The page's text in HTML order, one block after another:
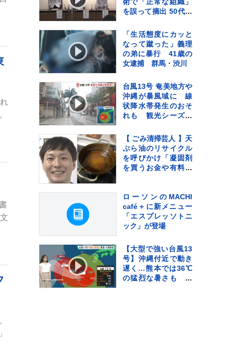
を誤って摘出 50代女
きず
「生活態度にカッと
なって蹴った」義理
の弟に暴行 41歳の
女逮捕 群馬・渋川
台風13号 奄美地方や
沖縄が暴風域に 線
状降水帯発生のおそ
れも 観光シーズン
は臨時休業が相次
ぐ 8日にかけて暴
風・高波・土砂災害
に厳重警戒
【 ごみ清掃芸人 】天
ぷら油のリサイクル
を呼びかけ「凝固剤
を買うお金や有料袋
にも繋がります
よ！」【マシンガン
ズ滝沢】
ローソンのMACHI
café＋に新メニュー
「エスプレッソトニ
ック」が登場
【大型で強い台風13
号】沖縄付近で動き
遅く…熊本では36℃
の猛烈な暑さも さ